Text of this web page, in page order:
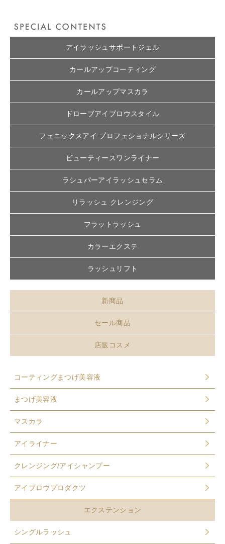
アイラッシュサポートジェル
カールアップコーティング
カールアップマスカラ
ドローブアイブロウスタイル
フェニックスアイ プロフェショナルシリーズ
ビューティースワンライナー
ラシュパーアイラッシュセラム
リラッシュ クレンジング
フラットラッシュ
カラーエクステ
ラッシュリフト
新商品
セール商品
店販コスメ
コーティングまつげ美容液
まつげ美容液
マスカラ
アイライナー
クレンジング/アイシャンプー
アイブロウプロダクツ
エクステンション
シングルラッシュ